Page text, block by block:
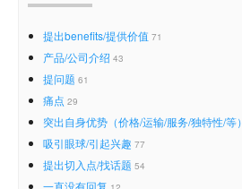
提出benefits/提供价值 71
产品/公司介绍 43
提问题 61
痛点 29
突出自身优势（价格/运输/服务/独特性/等）
吸引眼球/引起兴趣 77
提出切入点/找话题 54
一直没有回复